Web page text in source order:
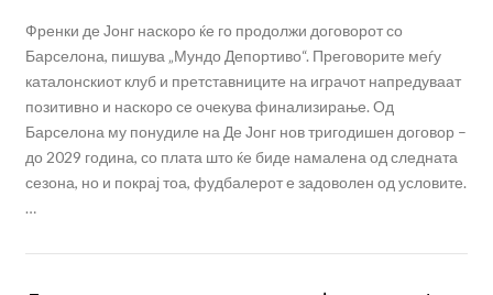
Френки де Јонг наскоро ќе го продолжи договорот со
Барселона, пишува „Мундо Депортиво“. Преговорите меѓу
каталонскиот клуб и претставниците на играчот напредуваат
позитивно и наскоро се очекува финализирање. Од
Барселона му понудиле на Де Јонг нов тригодишен договор –
до 2029 година, со плата што ќе биде намалена од следната
сезона, но и покрај тоа, фудбалерот е задоволен од условите.
…